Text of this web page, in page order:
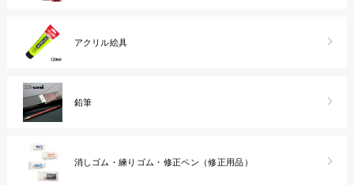
アクリル絵具
鉛筆
消しゴム・練りゴム・修正ペン（修正用品）